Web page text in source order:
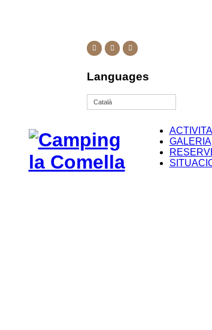
Languages
Català
GALERIA